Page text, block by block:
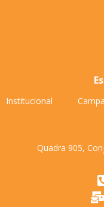
Institucional
Quadra 905,